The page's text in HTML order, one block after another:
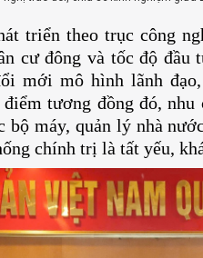
triển theo trục công
cư đông và tốc độ đầu
mới mô hình lãnh
tương đồng đó,
bộ máy, quản lý nhà
chính trị là tất yếu,